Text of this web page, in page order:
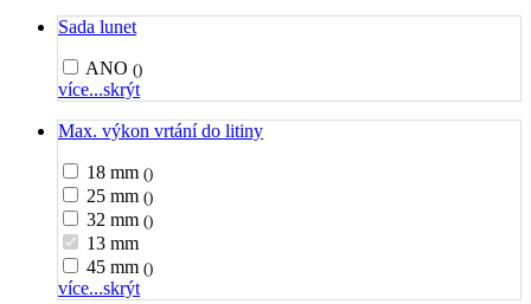
Sada lunet
ANO ()
více...skrýt
Max. výkon vrtání do litiny
18 mm ()
25 mm ()
32 mm ()
13 mm
45 mm ()
více...skrýt